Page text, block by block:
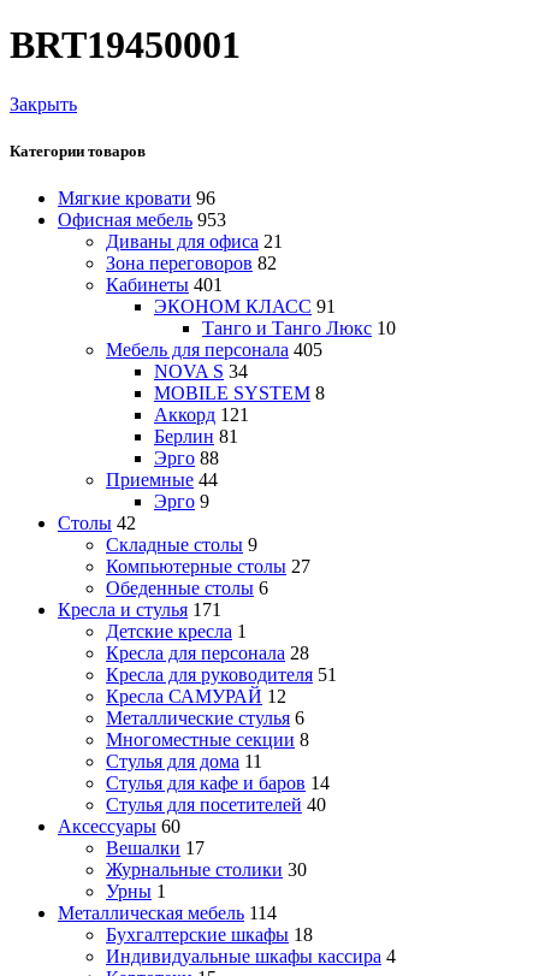
BRT19450001
Закрыть
Категории товаров
Мягкие кровати 96
Офисная мебель 953
Диваны для офиса 21
Зона переговоров 82
Кабинеты 401
ЭКОНОМ КЛАСС 91
Танго и Танго Люкс 10
Мебель для персонала 405
NOVA S 34
MOBILE SYSTEM 8
Аккорд 121
Берлин 81
Эрго 88
Приемные 44
Эрго 9
Столы 42
Складные столы 9
Компьютерные столы 27
Обеденные столы 6
Кресла и стулья 171
Детские кресла 1
Кресла для персонала 28
Кресла для руководителя 51
Кресла САМУРАЙ 12
Металлические стулья 6
Многоместные секции 8
Стулья для дома 11
Стулья для кафе и баров 14
Стулья для посетителей 40
Аксессуары 60
Вешалки 17
Журнальные столики 30
Урны 1
Металлическая мебель 114
Бухгалтерские шкафы 18
Индивидуальные шкафы кассира 4